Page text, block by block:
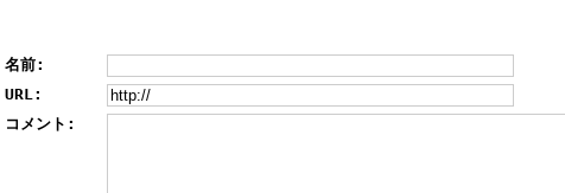
名前:
URL:
コメント: